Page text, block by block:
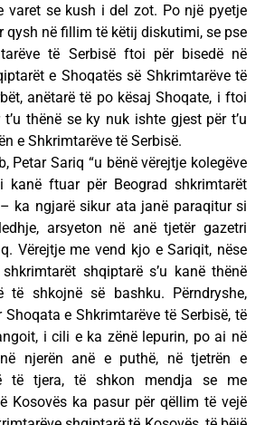
varet se kush i del zot. Po një pyetje
qysh në fillim të këtij diskutimi, se pse
të Serbisë ftoi për bisedë në
e Shoqatës së Shkrimtarëve të
anëtarë të po kësaj Shoqate, i ftoi
thënë se ky nuk ishte gjest për t’u
e Shkrimtarëve të Serbisë.
Petar Sariq “u bënë vërejtje kolegëve
kanë ftuar për Beograd shkrimtarët
ka ngjarë sikur ata janë paraqitur si
arsyeton në anë tjetër gazetri
Vërejtje me vend kjo e Sariqit, nëse
shqiptarë s’u kanë thënë
të shkojnë së bashku. Përndryshe,
e Shkrimtarëve të Serbisë, të
i cili e ka zënë lepurin, po ai në
njerën anë e puthë, në tjetrën e
të tjera, të shkon mendja se me
Kosovës ka pasur për qëllim të vejë